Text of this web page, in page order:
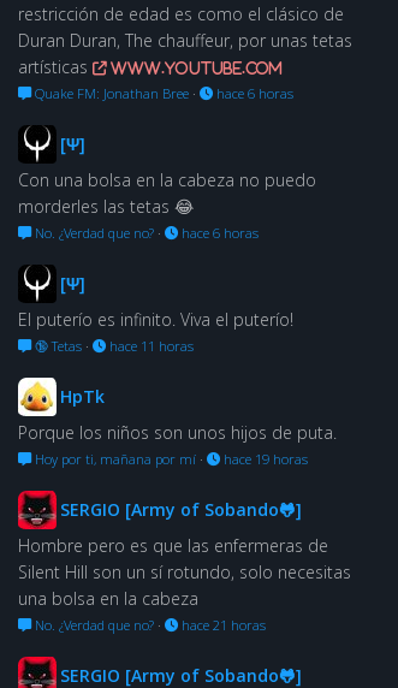
restricción de edad es como el clásico de
Duran Duran, The chauffeur, por unas tetas
artísticas
www.youtube.com
Quake FM: Jonathan Bree · hace 6 horas
[Ψ]
Con una bolsa en la cabeza no puedo
morderles las tetas 😂
No. ¿Verdad que no? · hace 6 horas
[Ψ]
El puterío es infinito. Viva el puterío!
🔞 Tetas · hace 11 horas
HpTk
Porque los niños son unos hijos de puta.
Hoy por ti, mañana por mí · hace 19 horas
SERGIO [Army of Sobando🐸]
Hombre pero es que las enfermeras de
Silent Hill son un sí rotundo, solo necesitas
una bolsa en la cabeza
No. ¿Verdad que no? · hace 21 horas
SERGIO [Army of Sobando🐸]